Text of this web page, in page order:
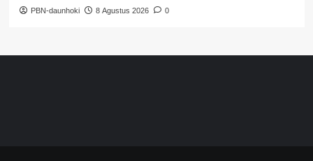
PBN-daunhoki 8 Agustus 2026 0